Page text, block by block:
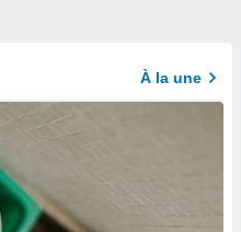
À la une